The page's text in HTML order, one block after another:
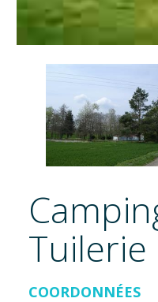
Tuilerie
COORDONNÉES